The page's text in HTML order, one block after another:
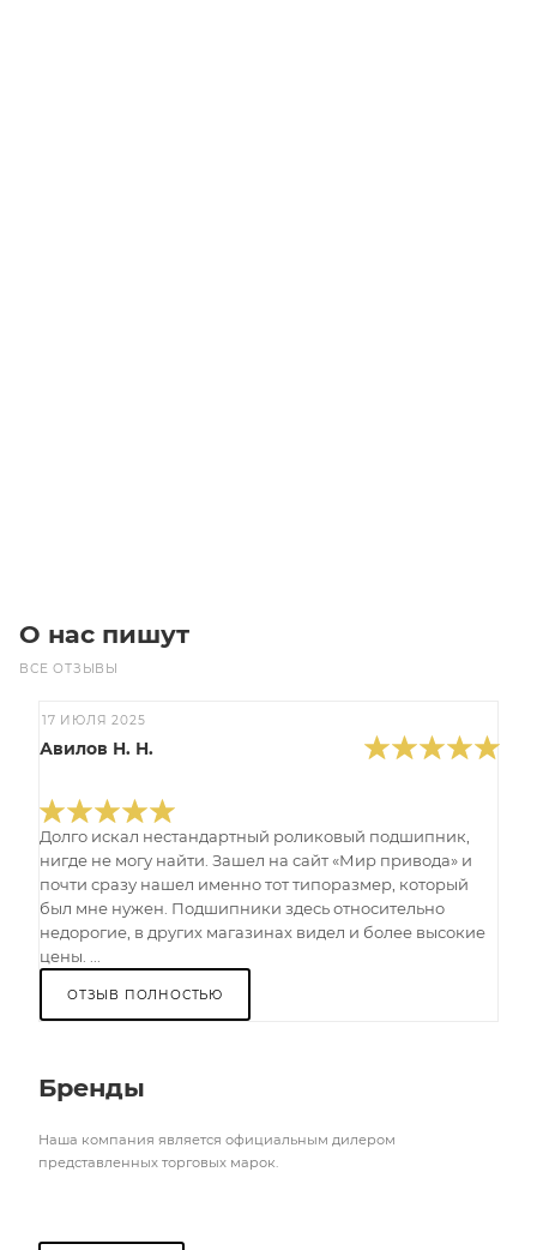
О нас пишут
ВСЕ ОТЗЫВЫ
17 ИЮЛЯ 2025
Авилов Н. Н.
Долго искал нестандартный роликовый подшипник,
нигде не могу найти. Зашел на сайт «Мир привода» и
почти сразу нашел именно тот типоразмер, который
был мне нужен. Подшипники здесь относительно
недорогие, в других магазинах видел и более высокие
цены. ...
ОТЗЫВ ПОЛНОСТЬЮ
Бренды
Наша компания является официальным дилером
представленных торговых марок.